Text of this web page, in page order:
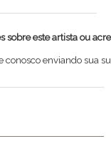
sobre este artista ou
conosco enviando sua